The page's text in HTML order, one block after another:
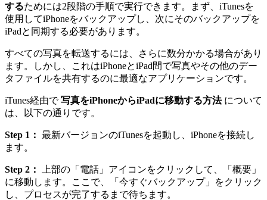
するためには2段階の手順で実行できます。まず、iTunesを
使用してiPhoneをバックアップし、次にそのバックアップを
iPadと同期する必要があります。
すべての写真を転送するには、さらに数分かかる場合があり
ます。しかし、これはiPhoneとiPad間で写真やその他のデー
タファイルを共有するのに最適なアプリケーションです。
iTunes経由で写真をiPhoneからiPadに移動する方法 について
は、以下の通りです。
Step 1： 最新バージョンのiTunesを起動し、iPhoneを接続し
ます。
Step 2：
上部の「電話」アイコンをクリックして、「概要」
に移動します。ここで、「今すぐバックアップ」をクリック
し、プロセスが完了するまで待ちます。